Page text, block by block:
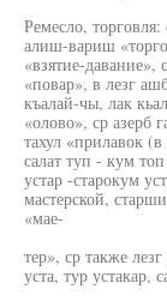
Ремесло,
алиш-вариш
«взятие-
«повар», в лезг
къалай-чы, лак
«олово», ср азерб
тахул «прилавок
салат туп - кум
устар -старокум
мастерской,
«мае-
тер», ср также
уста, тур устакар,